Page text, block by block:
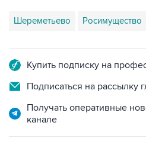
Шереметьево Росимущество
Купить подписку на
Подписаться на рассылку
Получать оперативные
канале